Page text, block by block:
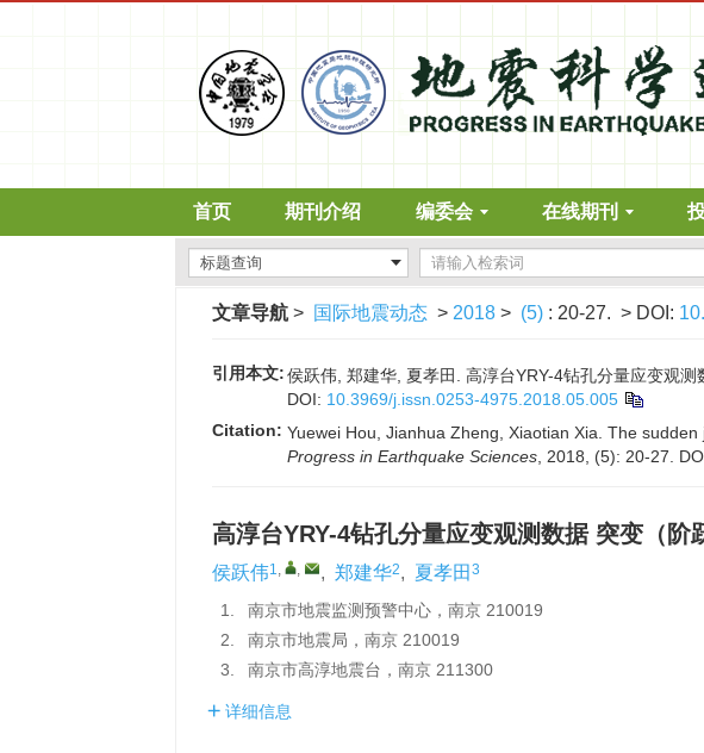
首页 期刊介绍 编委会 在线期刊
文章导航 > 国际地震动态 > 2018 > (5) : 20-27. > DOI:
引用本文:侯跃伟, 郑建华, 夏孝田. 高淳台YRY-4钻孔分量应变观
DOI: 10.3969/j.issn.0253-4975.2018.05.005
Citation: Yuewei Hou, Jianhua Zheng, Xiaotian Xia. The
Progress in Earthquake Sciences , 2018, (5): 20-27.
高淳台YRY-4钻孔分量应变观测数据 突变（阶
侯跃伟1, , , 郑建华2, 夏孝田 3
1.
南京市地震监测预警中心，南京 210019
2.
南京市地震局，南京 210019
3.
南京市高淳地震台，南京 211300
详细信息